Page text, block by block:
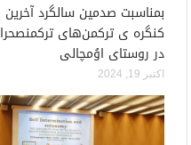
بمناسبت صدمین سالگرد آخرین
کنگره ی ترکمن‌های ترکمنصحرا
در روستای اوُمچالی
اکتبر 19, 2024